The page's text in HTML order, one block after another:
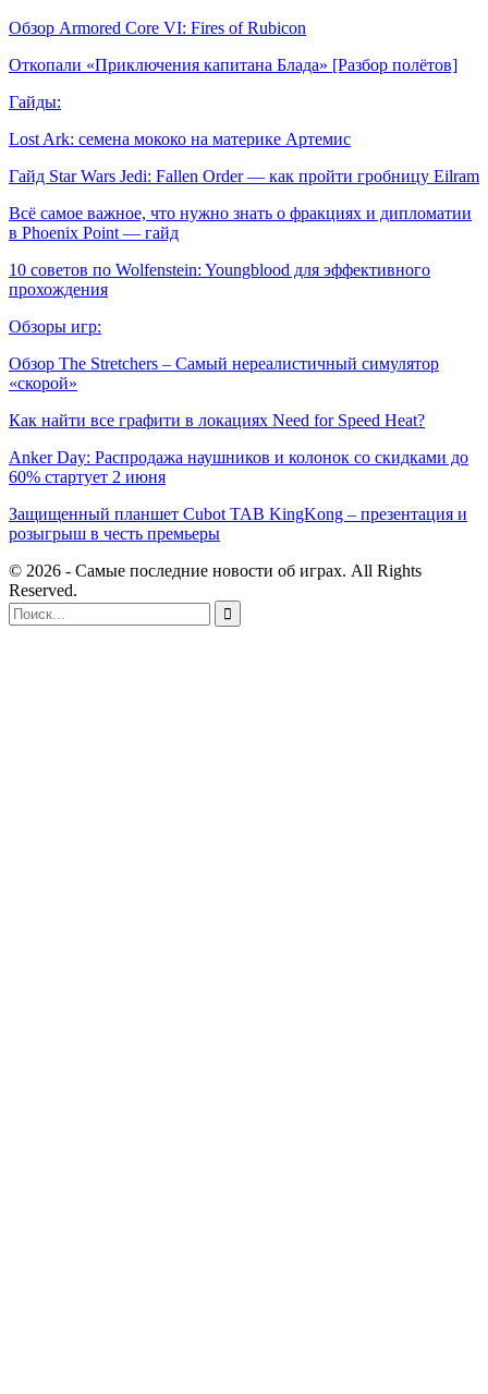
Обзор Armored Core VI: Fires of Rubicon
Откопали «Приключения капитана Блада» [Разбор полётов]
Гайды:
Lost Ark: cемена мококо на материке Артемис
Гайд Star Wars Jedi: Fallen Order — как пройти гробницу Eilram
Всё самое важное, что нужно знать о фракциях и дипломатии
в Phoenix Point — гайд
10 советов по Wolfenstein: Youngblood для эффективного
прохождения
Обзоры игр:
Обзор The Stretchers – Самый нереалистичный симулятор
«скорой»
Как найти все графити в локациях Need for Speed Heat?
Anker Day: Распродажа наушников и колонок со скидками до
60% стартует 2 июня
Защищенный планшет Cubot TAB KingKong – презентация и
розыгрыш в честь премьеры
© 2026 - Самые последние новости об играх. All Rights
Reserved.